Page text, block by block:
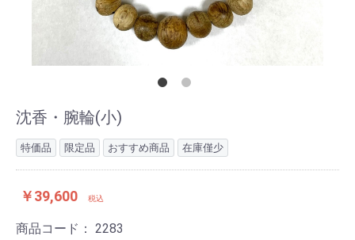
沈香・腕輪(小)
特価品 限定品 おすすめ商品 在庫僅少
￥39,600 税込
商品コード： 2283